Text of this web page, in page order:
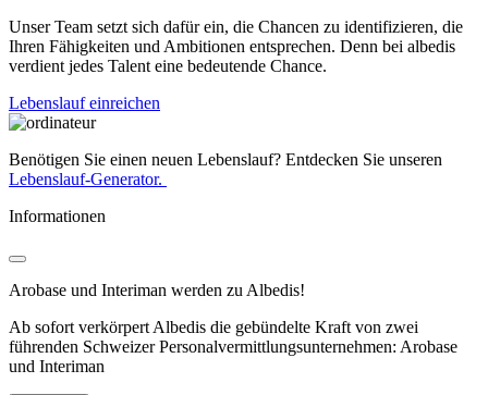
Unser Team setzt sich dafür ein, die Chancen zu identifizieren, die
Ihren Fähigkeiten und Ambitionen entsprechen. Denn bei albedis
verdient jedes Talent eine bedeutende Chance.
Lebenslauf einreichen
Benötigen Sie einen neuen Lebenslauf? Entdecken Sie unseren
Lebenslauf-Generator.
Informationen
Arobase und Interiman werden zu Albedis!
Ab sofort verkörpert Albedis die gebündelte Kraft von zwei
führenden Schweizer Personalvermittlungsunternehmen: Arobase
und Interiman